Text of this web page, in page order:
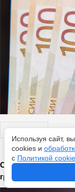
Перейти
Синоптик
грозами, выходные
Используя сайт,
cookies и
с Политикой